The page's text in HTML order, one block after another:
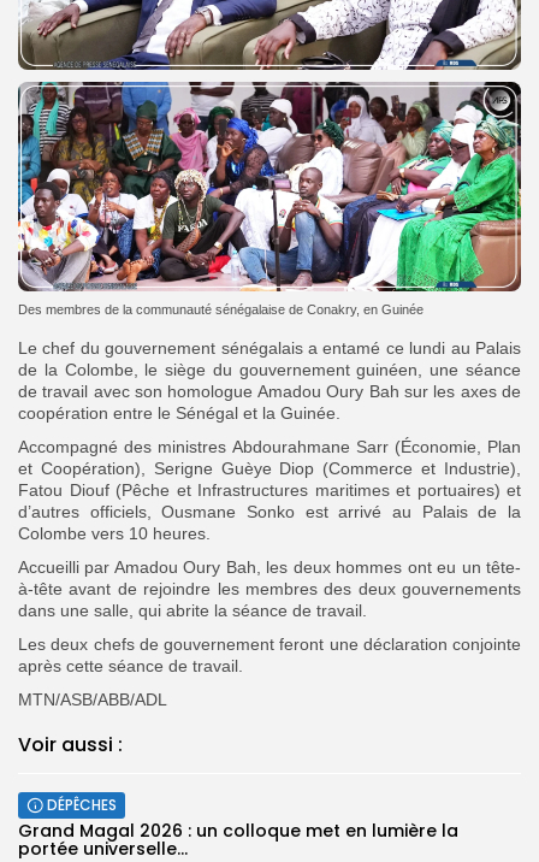
Des membres de la communauté sénégalaise de Conakry, en Guinée
Le chef du gouvernement sénégalais a entamé ce lundi au Palais
de la Colombe, le siège du gouvernement guinéen, une séance
de travail avec son homologue Amadou Oury Bah sur les axes de
coopération entre le Sénégal et la Guinée.
Accompagné des ministres Abdourahmane Sarr (Économie, Plan
et Coopération), Serigne Guèye Diop (Commerce et Industrie),
Fatou Diouf (Pêche et Infrastructures maritimes et portuaires) et
d’autres officiels, Ousmane Sonko est arrivé au Palais de la
Colombe vers 10 heures.
Accueilli par Amadou Oury Bah, les deux hommes ont eu un tête-
à-tête avant de rejoindre les membres des deux gouvernements
dans une salle, qui abrite la séance de travail.
Les deux chefs de gouvernement feront une déclaration conjointe
après cette séance de travail.
MTN/ASB/ABB/ADL
Voir aussi :
DÉPÊCHES
Grand Magal 2026 : un colloque met en lumière la
portée universelle...